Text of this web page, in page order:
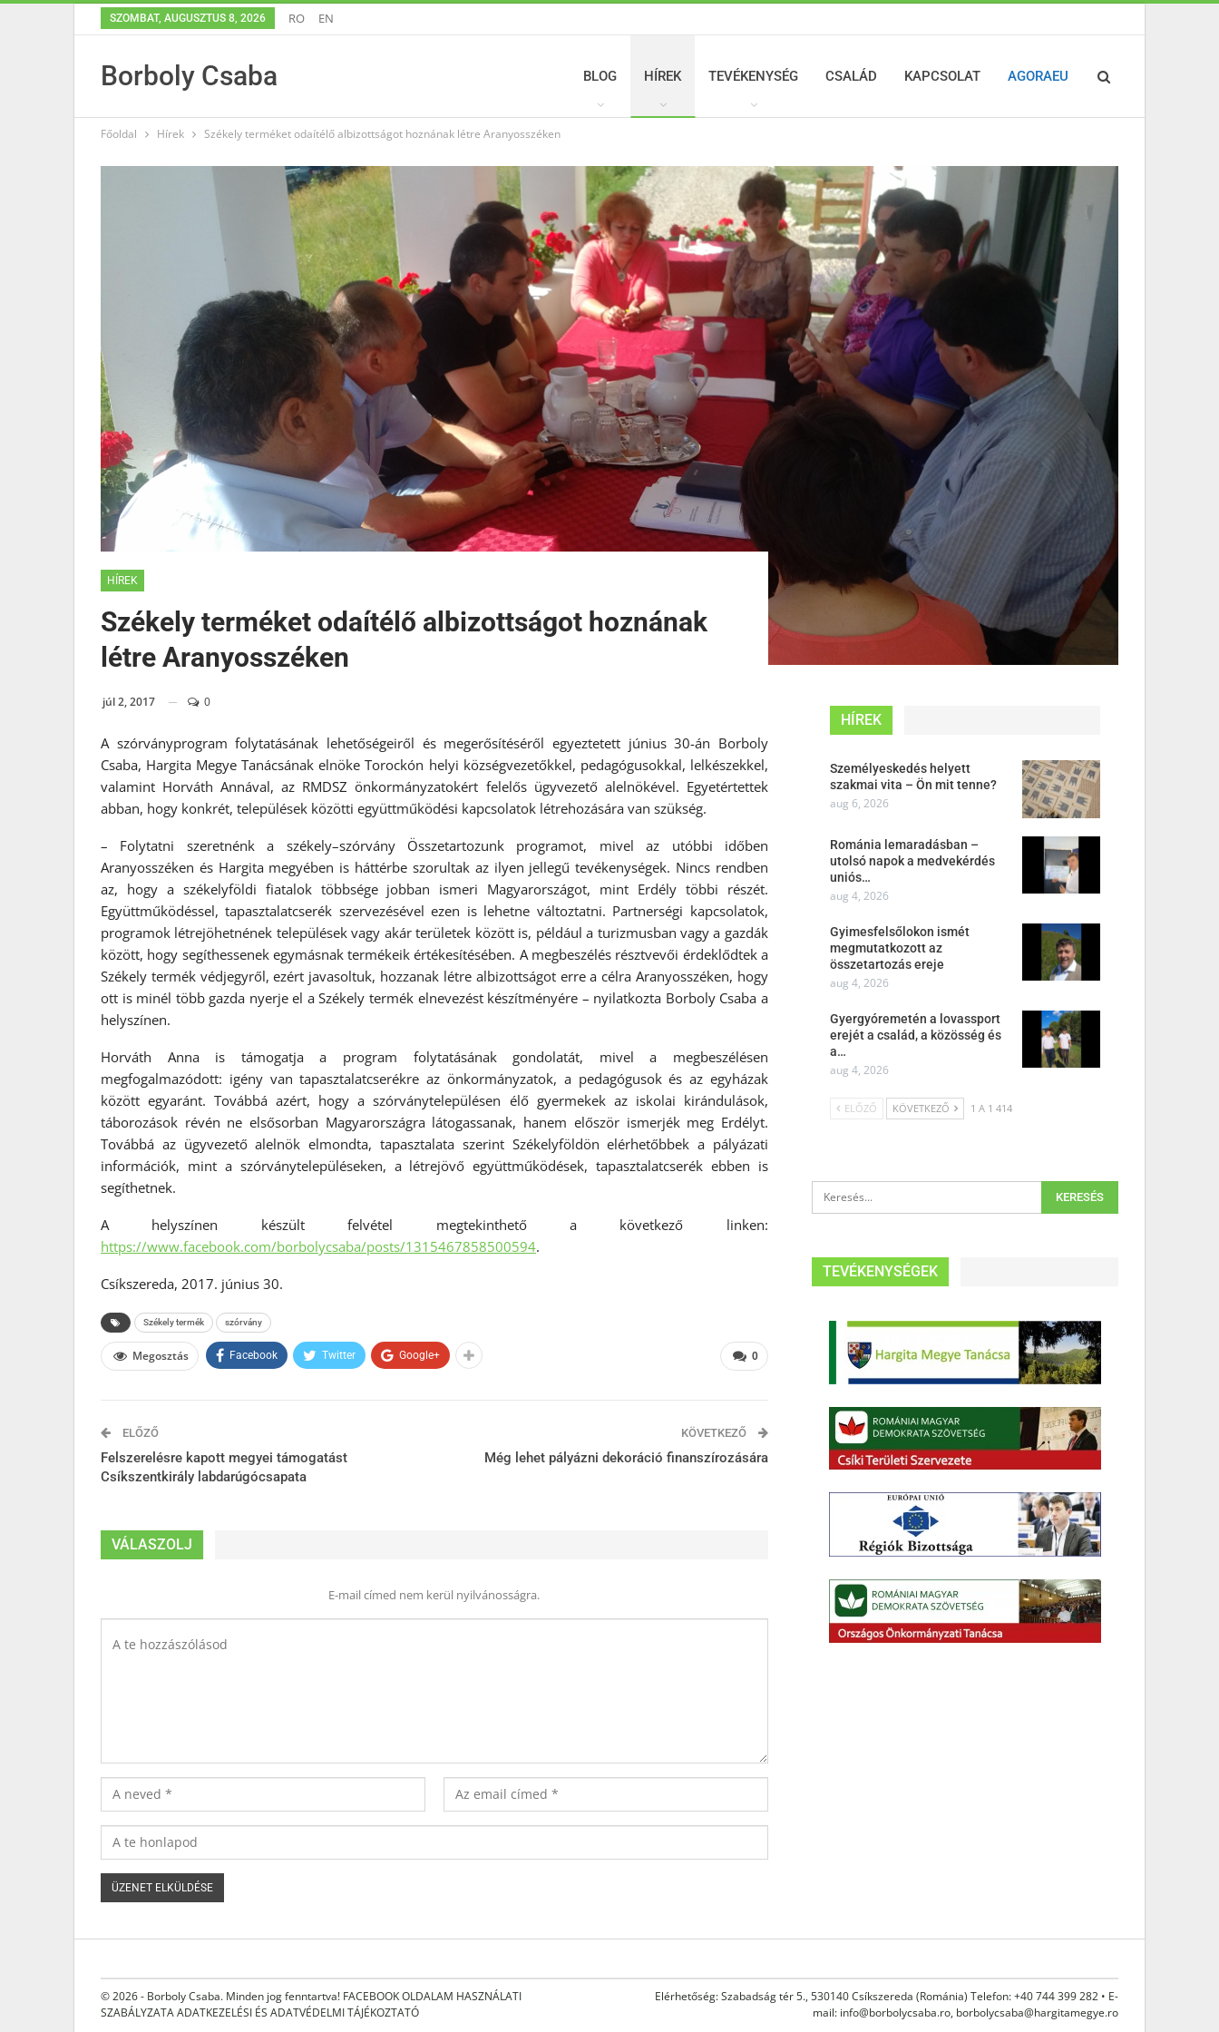
SZOMBAT, AUGUSZTUS 8, 2026 RO EN
Borboly Csaba BLOG HÍREK TEVÉKENYSÉG CSALÁD KAPCSOLAT AGORAEU
Főoldal Hírek Székely terméket odaítélő albizottságot hoznának létre Aranyosszéken
HÍREK
Székely terméket odaítélő albizottságot hoznának
létre Aranyosszéken
júl 2, 2017 0
A szórványprogram folytatásának lehetőségeiről és megerősítéséről egyeztetett június 30-án Borboly
Csaba, Hargita Megye Tanácsának elnöke Torockón helyi községvezetőkkel, pedagógusokkal, lelkészekkel,
valamint Horváth Annával, az RMDSZ önkormányzatokért felelős ügyvezető alelnökével. Egyetértettek
abban, hogy konkrét, települések közötti együttműködési kapcsolatok létrehozására van szükség.
– Folytatni szeretnénk a székely–szórvány Összetartozunk programot, mivel az utóbbi időben
Aranyosszéken és Hargita megyében is háttérbe szorultak az ilyen jellegű tevékenységek. Nincs rendben
az, hogy a székelyföldi fiatalok többsége jobban ismeri Magyarországot, mint Erdély többi részét.
Együttműködéssel, tapasztalatcserék szervezésével ezen is lehetne változtatni. Partnerségi kapcsolatok,
programok létrejöhetnének települések vagy akár területek között is, például a turizmusban vagy a gazdák
között, hogy segíthessenek egymásnak termékeik értékesítésében. A megbeszélés résztvevői érdeklődtek a
Székely termék védjegyről, ezért javasoltuk, hozzanak létre albizottságot erre a célra Aranyosszéken, hogy
ott is minél több gazda nyerje el a Székely termék elnevezést készítményére – nyilatkozta Borboly Csaba a
helyszínen.
Horváth Anna is támogatja a program folytatásának gondolatát, mivel a megbeszélésen
megfogalmazódott: igény van tapasztalatcserékre az önkormányzatok, a pedagógusok és az egyházak
között egyaránt. Továbbá azért, hogy a szórványtelepülésen élő gyermekek az iskolai kirándulások,
táborozások révén ne elsősorban Magyarországra látogassanak, hanem először ismerjék meg Erdélyt.
Továbbá az ügyvezető alelnök elmondta, tapasztalata szerint Székelyföldön elérhetőbbek a pályázati
információk, mint a szórványtelepüléseken, a létrejövő együttműködések, tapasztalatcserék ebben is
segíthetnek.
A helyszínen készült felvétel megtekinthető a következő linken:
https://www.facebook.com/borbolycsaba/posts/1315467858500594.
Csíkszereda, 2017. június 30.
Székely termék szórvány
0
Megosztás Facebook Twitter Google+
ELŐZŐ
Felszerelésre kapott megyei támogatást
Csíkszentkirály labdarúgócsapata
KÖVETKEZŐ
Még lehet pályázni dekoráció finanszírozására
VÁLASZOLJ
E-mail címed nem kerül nyilvánosságra.
HÍREK
Személyeskedés helyett
szakmai vita – Ön mit tenne?
aug 6, 2026
Románia lemaradásban –
utolsó napok a medvekérdés
uniós…
aug 4, 2026
Gyimesfelsőlokon ismét
megmutatkozott az
összetartozás ereje
aug 4, 2026
Gyergyóremetén a lovassport
erejét a család, a közösség és
a…
aug 4, 2026
ELŐZŐ KÖVETKEZŐ 1 A 1 414
TEVÉKENYSÉGEK
© 2026 - Borboly Csaba. Minden jog fenntartva! FACEBOOK OLDALAM HASZNÁLATI
SZABÁLYZATAADATKEZELÉSI ÉS ADATVÉDELMI TÁJÉKOZTATÓ
Elérhetőség: Szabadság tér 5., 530140 Csíkszereda (Románia) Telefon: +40 744 399 282 • E-
mail: info@borbolycsaba.ro, borbolycsaba@hargitamegye.ro